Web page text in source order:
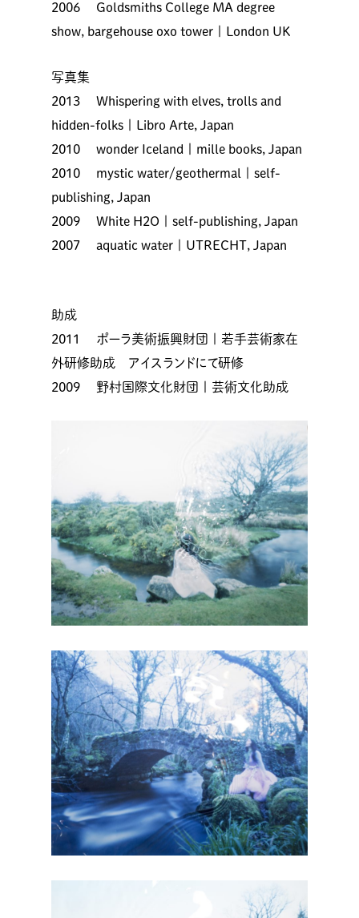
2006 Goldsmiths College MA degree
show, bargehouse oxo tower | London UK
写真集
2013 Whispering with elves, trolls and
hidden-folks | Libro Arte, Japan
2010 wonder Iceland | mille books, Japan
2010 mystic water/geothermal | self-
publishing, Japan
2009 White H2O | self-publishing, Japan
2007 aquatic water | UTRECHT, Japan
助成
2011 ポーラ美術振興財団 | 若手芸術家在
外研修助成 アイスランドにて研修
2009 野村国際文化財団 | 芸術文化助成